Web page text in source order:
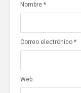
Nombre *
Correo electrónico *
Web